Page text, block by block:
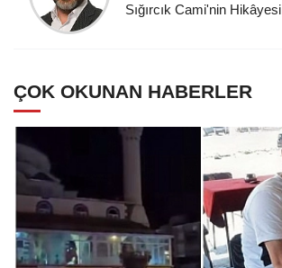
Sığırcık Cami'nin Hikâyesi
ÇOK OKUNAN HABERLER